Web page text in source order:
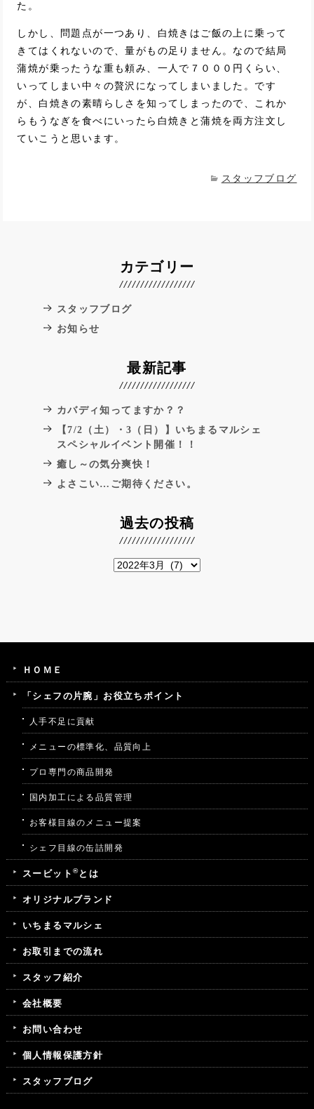
た。
しかし、問題点が一つあり、白焼きはご飯の上に乗って
きてはくれないので、量がもの足りません。なので結局
蒲焼が乗ったうな重も頼み、一人で７０００円くらい、
いってしまい中々の贅沢になってしまいました。です
が、白焼きの素晴らしさを知ってしまったので、これか
らもうなぎを食べにいったら白焼きと蒲焼を両方注文し
ていこうと思います。
スタッフブログ
カテゴリー
スタッフブログ
お知らせ
最新記事
カバディ知ってますか？？
【7/2（土）・3（日）】いちまるマルシェ
スペシャルイベント開催！！
癒し～の気分爽快！
よさこい…ご期待ください。
過去の投稿
ＨＯＭＥ
「シェフの片腕」お役立ちポイント
人手不足に貢献
メニューの標準化、品質向上
プロ専門の商品開発
国内加工による品質管理
お客様目線のメニュー提案
シェフ目線の缶詰開発
スービット ®とは
オリジナルブランド
いちまるマルシェ
お取引までの流れ
スタッフ紹介
会社概要
お問い合わせ
個人情報保護方針
スタッフブログ